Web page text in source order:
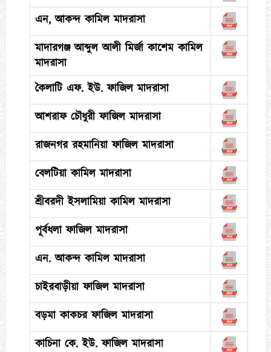
এন, আকন্দ কামিল মাদরাসা
মাদারগঞ্জ আব্দুল আলী মির্জা কাশেম কামিল
মাদরাসা
কৈলাটি এফ. ইউ. ফাজিল মাদরাসা
আশরাফ চৌধুরী ফাজিল মাদরাসা
রাজনগর রহমানিয়া ফাজিল মাদরাসা
বেলটিয়া কামিল মাদরাসা
শ্রীবরদী ইসলামিয়া কামিল মাদরাসা
পূর্বধলা ফাজিল মাদরাসা
এন. আকন্দ কামিল মাদরাসা
চাইরবাড়ীয়া ফাজিল মাদরাসা
বড়মা কাকচর ফাজিল মাদরাসা
কাচিনা কে. ইউ. ফাজিল মাদরাসা